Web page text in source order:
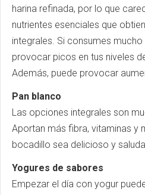
harina refinada, por lo que
nutrientes esenciales que
integrales. Si consumes
provocar picos en tus niveles
Además, puede provocar
Pan blanco
Las opciones integrales son
Aportan más fibra, vitaminas y
bocadillo sea delicioso y
Yogures de sabores
Empezar el día con yogur